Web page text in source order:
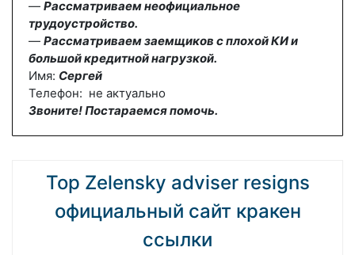
— Рассматриваем неофициальное
трудоустройство.
— Рассматриваем заемщиков с плохой КИ и
большой кредитной нагрузкой.
Имя: Сергей
Телефон: не актуально
Звоните! Постараемся помочь.
Top Zelensky adviser resigns
официальный сайт кракен
ссылки